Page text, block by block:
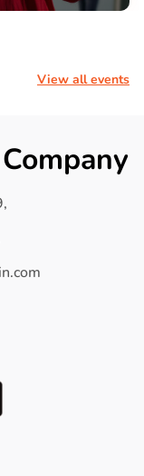
View all events